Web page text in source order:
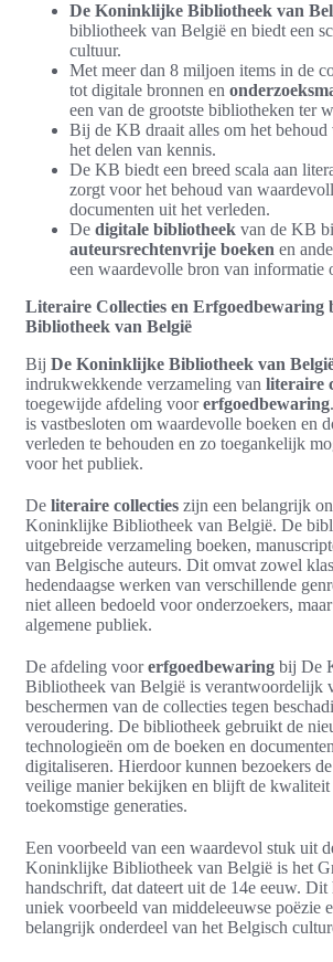
De Koninklijke Bibliotheek van
bibliotheek van België en biedt een
cultuur.
Met meer dan 8 miljoen items in de
tot digitale bronnen en
een van de grootste bibliotheken ter
Bij de KB draait alles om het behoud
het delen van kennis.
De KB biedt een breed scala aan
zorgt voor het behoud van
documenten uit het verleden.
De digitale bibliotheek van de KB
auteursrechtenvrije boeken en
een waardevolle bron van informatie
Literaire Collecties en
Bibliotheek van België
Bij De Koninklijke Bibliotheek van
indrukwekkende verzameling van literaire
toegewijde afdeling voorerfgoedbewaring
is vastbesloten om waardevolle boeken en
verleden te behouden en zo toegankelijk
voor het publiek.
De literaire collecties zijn een belangrijk
Koninklijke Bibliotheek van België. De
uitgebreide verzameling boeken,
van Belgische auteurs. Dit omvat zowel
hedendaagse werken van verschillende
niet alleen bedoeld voor onderzoekers,
algemene publiek.
De afdeling voorerfgoedbewaring bij De
Bibliotheek van België is verantwoordelijk
beschermen van de collecties tegen
veroudering. De bibliotheek gebruikt de
technologieën om de boeken en
digitaliseren. Hierdoor kunnen bezoekers
veilige manier bekijken en blijft de kwaliteit
toekomstige generaties.
Een voorbeeld van een waardevol stuk uit
Koninklijke Bibliotheek van België is het
handschrift, dat dateert uit de 14e eeuw. Dit
uniek voorbeeld van middeleeuwse poëzie
belangrijk onderdeel van het Belgisch